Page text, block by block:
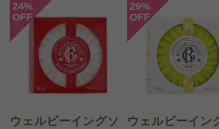
24%
OFF
ウェルビーイングソ
29%
OFF
ウェルビーイン